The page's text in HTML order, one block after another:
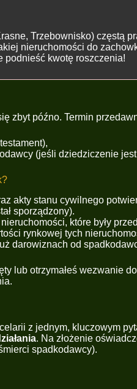
Trzebownisko) częstą
nieruchomości do
podnieść kwotę roszczenia!
zbyt późno. Termin
(jeśli dziedziczenie
akty stanu cywilnego
sporządzony).
które były
rynkowej tych
darowiznach od
lub otrzymałeś wezwanie
z jednym, kluczowym
. Na złożenie
spadkodawcy).